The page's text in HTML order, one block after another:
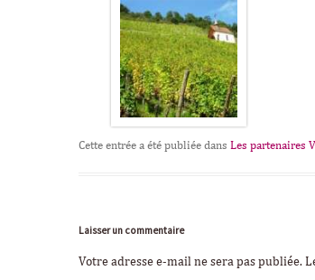
Cette entrée a été publiée dans Les partenaires
Laisser un commentaire
Votre adresse e-mail ne sera pas publiée.